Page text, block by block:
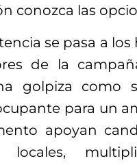
conozca las
se pasa a
de la
golpiza como
para un
apoyan
locales,